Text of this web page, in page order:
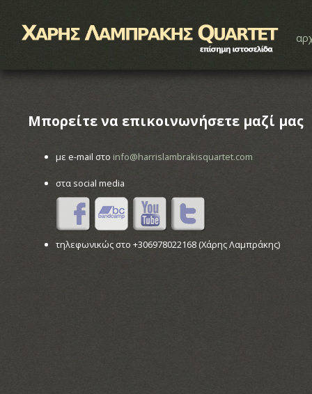
Μπορείτε να επικοινωνήσετε μαζί μας
με e-mail στο info@harrislambrakisquartet.com
στα social media
τηλεφωνικώς στο +306978022168 (Χάρης Λαμπράκης)